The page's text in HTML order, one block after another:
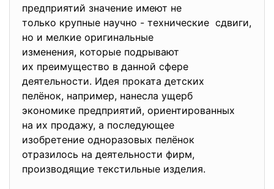
предприятий значение имеют не
только крупные научно - технические сдвиги,
но и мелкие оригинальные
изменения, которые подрывают
их преимущество в данной сфере
деятельности. Идея проката детских
пелёнок, например, нанесла ущерб
экономике предприятий, ориентированных
на их продажу, а последующее
изобретение одноразовых пелёнок
отразилось на деятельности фирм,
производящие текстильные изделия.